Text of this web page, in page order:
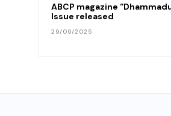
ABCP magazine
Issue released
29/09/2025